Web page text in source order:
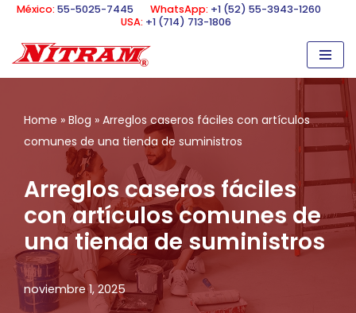
Saltar
al
México: 55-5025-7445 WhatsApp: +1 (52) 55-3943-1260
USA: +1 (714) 713-1806
Home » Blog » Arreglos caseros fáciles con artículos
comunes de una tienda de suministros
Arreglos caseros fáciles
con artículos comunes de
una tienda de suministros
noviembre 1, 2025